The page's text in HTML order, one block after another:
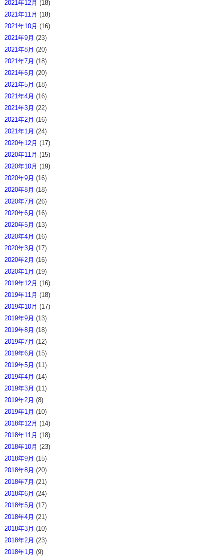
2021年12月 (18)
2021年11月 (18)
2021年10月 (16)
2021年9月 (23)
2021年8月 (20)
2021年7月 (18)
2021年6月 (20)
2021年5月 (18)
2021年4月 (16)
2021年3月 (22)
2021年2月 (16)
2021年1月 (24)
2020年12月 (17)
2020年11月 (15)
2020年10月 (19)
2020年9月 (16)
2020年8月 (18)
2020年7月 (26)
2020年6月 (16)
2020年5月 (13)
2020年4月 (16)
2020年3月 (17)
2020年2月 (16)
2020年1月 (19)
2019年12月 (16)
2019年11月 (18)
2019年10月 (17)
2019年9月 (13)
2019年8月 (18)
2019年7月 (12)
2019年6月 (15)
2019年5月 (11)
2019年4月 (14)
2019年3月 (11)
2019年2月 (8)
2019年1月 (10)
2018年12月 (14)
2018年11月 (18)
2018年10月 (23)
2018年9月 (15)
2018年8月 (20)
2018年7月 (21)
2018年6月 (24)
2018年5月 (17)
2018年4月 (21)
2018年3月 (10)
2018年2月 (23)
2018年1月 (9)